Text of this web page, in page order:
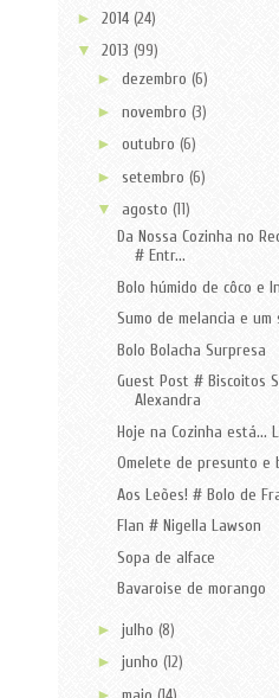
► 2014 (24)
▼ 2013 (99)
► dezembro (6)
► novembro (3)
► outubro (6)
► setembro (6)
▼ agosto (11)
Da Nossa Cozinha no
# Entr...
Bolo húmido de côco e
Sumo de melancia e
Bolo Bolacha Surpresa
Guest Post # Biscoitos
Alexandra
Hoje na Cozinha está...
Omelete de presunto e
Aos Leões! # Bolo de
Flan # Nigella Lawson
Sopa de alface
Bavaroise de morango
► julho (8)
► junho (12)
►